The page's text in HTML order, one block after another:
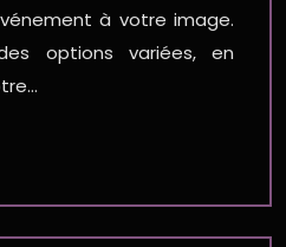
à votre image.
options variées, en